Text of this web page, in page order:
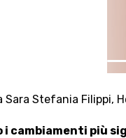
Sara Stefania Filippi,
i cambiamenti più